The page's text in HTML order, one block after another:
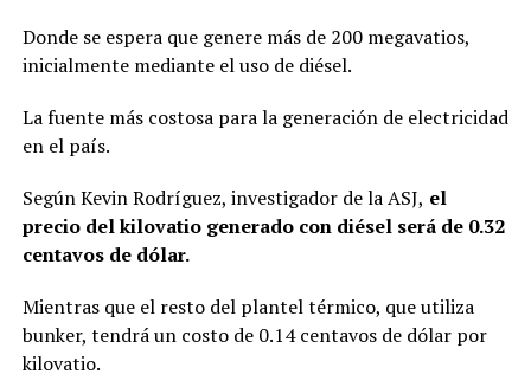
Donde se espera que genere más de 200 megavatios,
inicialmente mediante el uso de diésel.
La fuente más costosa para la generación de electricidad
en el país.
Según Kevin Rodríguez, investigador de la ASJ, el
precio del kilovatio generado con diésel será de 0.32
centavos de dólar.
Mientras que el resto del plantel térmico, que utiliza
bunker, tendrá un costo de 0.14 centavos de dólar por
kilovatio.